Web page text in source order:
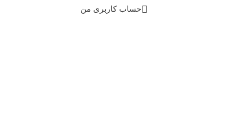
حساب کاربری من